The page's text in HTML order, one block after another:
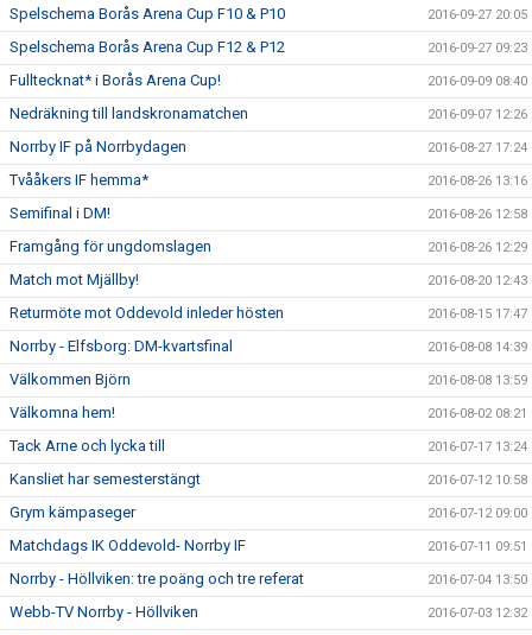
Spelschema Borås Arena Cup F10 & P10 2016-09-27 20:05
Spelschema Borås Arena Cup F12 & P12 2016-09-27 09:23
Fulltecknat* i Borås Arena Cup! 2016-09-09 08:40
Nedräkning till landskronamatchen 2016-09-07 12:26
Norrby IF på Norrbydagen 2016-08-27 17:24
Tvååkers IF hemma* 2016-08-26 13:16
Semifinal i DM! 2016-08-26 12:58
Framgång för ungdomslagen 2016-08-26 12:29
Match mot Mjällby! 2016-08-20 12:43
Returmöte mot Oddevold inleder hösten 2016-08-15 17:47
Norrby - Elfsborg: DM-kvartsfinal 2016-08-08 14:39
Välkommen Björn 2016-08-08 13:59
Välkomna hem! 2016-08-02 08:21
Tack Arne och lycka till 2016-07-17 13:24
Kansliet har semesterstängt 2016-07-12 10:58
Grym kämpaseger 2016-07-12 09:00
Matchdags IK Oddevold- Norrby IF 2016-07-11 09:51
Norrby - Höllviken: tre poäng och tre referat 2016-07-04 13:50
Webb-TV Norrby - Höllviken 2016-07-03 12:32